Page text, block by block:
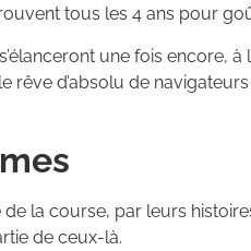
tous les 4 ans pour
une fois encore, à
rêve d’absolu de
la course, par leurs
de ceux-là.